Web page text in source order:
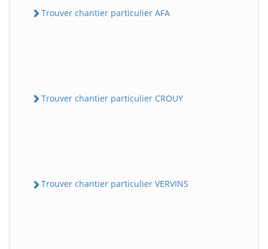
Trouver chantier particulier AFA
Trouver chantier particulier CROUY
Trouver chantier particulier VERVINS